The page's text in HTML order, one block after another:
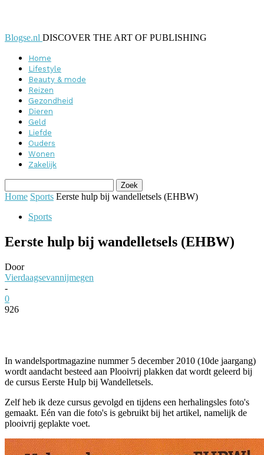
Blogse.nl DISCOVER THE ART OF PUBLISHING
Home
Lifestyle
Beauty & mode
Reizen
Gezondheid
Dieren
Geld
Liefde
Ouders
Wonen
Zakelijk
Home Sports Eerste hulp bij wandelletsels (EHBW)
Sports
Eerste hulp bij wandelletsels (EHBW)
Door
Vierdaagsevannijmegen
-
0
926
In wandelsportmagazine nummer 5 december 2010 (10de jaargang)
wordt aandacht besteed aan Plooivrij plakken dat wordt geleerd bij
de cursus Eerste Hulp bij Wandelletsels.
Zelf heb ik deze cursus gevolgd en tijdens een herhalingsles foto's
gemaakt. Eén van die foto's is gebruikt bij het artikel, namelijk de
plooivrij geplakte voet.